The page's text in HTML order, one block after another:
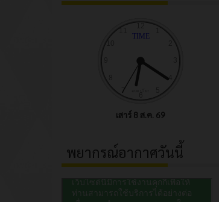
เสาร์ 8 ส.ค. 69
พยากรณ์อากาศวันนี้